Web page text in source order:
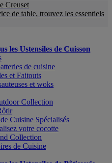
Creuset
de table, trouvez les essentiels
les Ustensiles de Cuisson
de cuisine
et Faitouts
et woks
Collection
Cuisine Spécialisés
votre cocotte
Collection
de Cuisine